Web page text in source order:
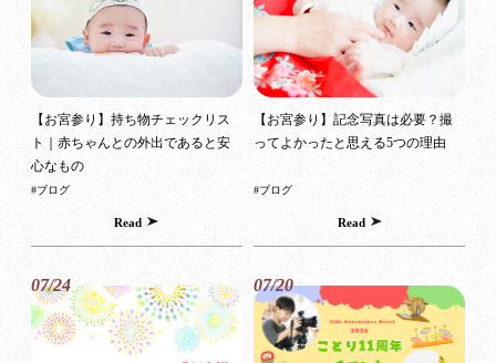
【お宮参り】持ち物チェックリス
ト｜赤ちゃんとの外出であると安
心なもの
#ブログ
Read
【お宮参り】記念写真は必要？撮
ってよかったと思える5つの理由
#ブログ
Read
07/24 07/20